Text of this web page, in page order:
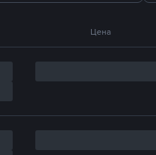
Цена